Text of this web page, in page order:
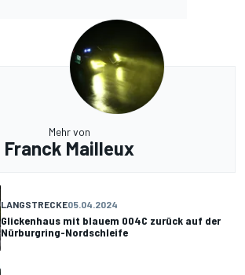
Mehr von
Franck Mailleux
LANGSTRECKE05.04.2024
Glickenhaus mit blauem 004C zurück auf der
Nürburgring-Nordschleife